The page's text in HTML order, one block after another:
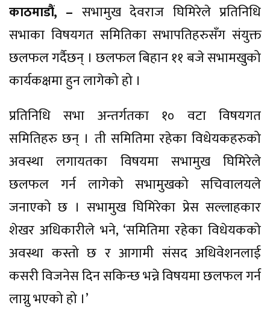
काठमाडौं, – सभामुख देवराज घिमिरेले प्रतिनिधि
सभाका विषयगत समितिका सभापतिहरुसँग संयुक्त
छलफल गर्दैछन् । छलफल बिहान ११ बजे सभामखुको
कार्यकक्षमा हुन लागेको हो ।
प्रतिनिधि सभा अन्तर्गतका १० वटा विषयगत
समितिहरु छन् । ती समितिमा रहेका विधेयकहरुको
अवस्था लगायतका विषयमा सभामुख घिमिरेले
छलफल गर्न लागेको सभामुखको सचिवालयले
जनाएको छ । सभामुख घिमिरेका प्रेस सल्लाहकार
शेखर अधिकारीले भने, ‘समितिमा रहेका विधेयकको
अवस्था कस्तो छ र आगामी संसद अधिवेशनलाई
कसरी विजनेस दिन सकिन्छ भन्ने विषयमा छलफल गर्न
लाग्नु भएको हो ।’